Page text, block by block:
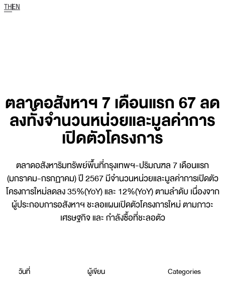
THEN
ตลาดอสังหาฯ 7 เดือนแรก 67 ลด
ลงทั้งจำนวนหน่วยและมูลค่าการ
เปิดตัวโครงการ
ตลาดอสังหาริมทรัพย์พื้นที่กรุงเทพฯ-ปริมณฑล 7 เดือนแรก
(มกราคม-กรกฏาคม) ปี 2567 มีจำนวนหน่วยและมูลค่าการเปิดตัว
โครงการใหม่ลดลง 35%(YoY) และ 12%(YoY) ตามลำดับ เนื่องจาก
ผู้ประกอบการอสังหาฯ ชะลอแผนเปิดตัวโครงการใหม่ ตามภาวะ
เศรษฐกิจ และ กำลังซื้อที่ชะลอตัว
วันที่ ผู้เขียน Categories